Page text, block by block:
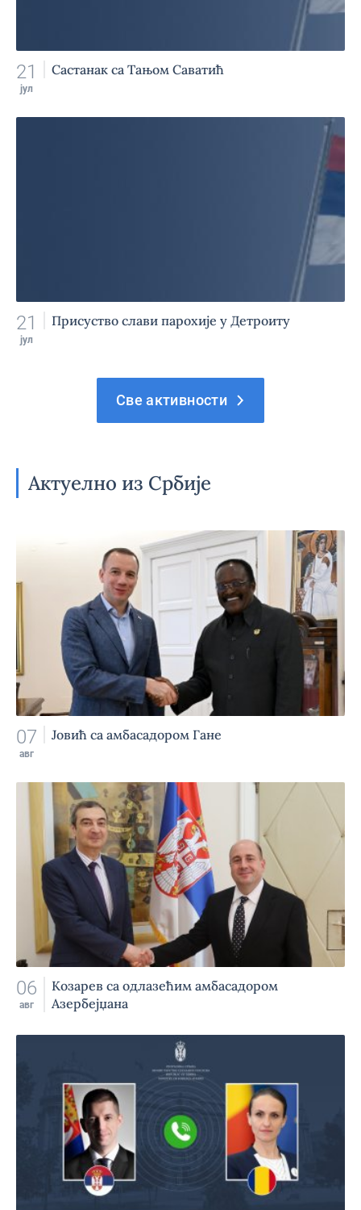
21
јул
Састанак са Тањом Саватић
21
јул
Присуство слави парохије у Детроиту
Све активности
Актуелно из Србије
07
авг
Јовић са амбасадором Гане
06
авг
Козарев са одлазећим амбасадором
Азербејџана